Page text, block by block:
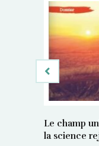
Le champ
la science